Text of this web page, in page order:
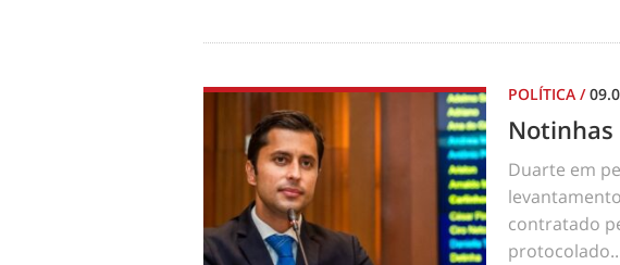
POLÍTICA /
Notinhas
Duarte em
contratado